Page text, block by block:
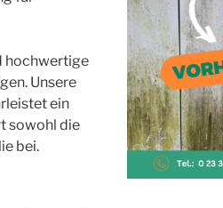
hochwertige
Unsere
ein
sowohl die
bei.